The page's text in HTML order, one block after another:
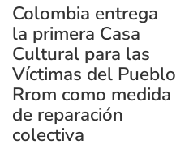
Colombia entrega
la primera Casa
Cultural para las
Víctimas del Pueblo
Rrom como medida
de reparación
colectiva